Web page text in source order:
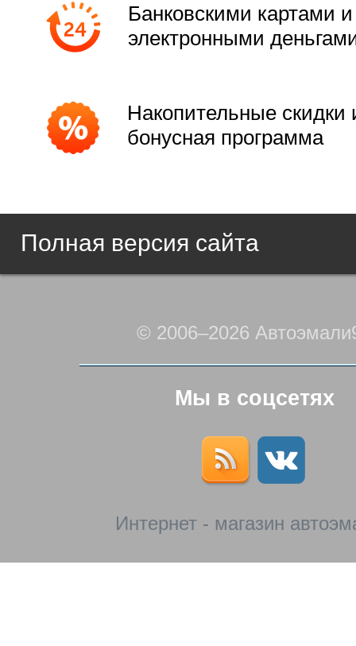
Банковскими картами и
электронными
Накопительные скидки
бонусная программа
Полная версия сайта
© 2006–2026
Мы в соцсетях
Интернет - магазин